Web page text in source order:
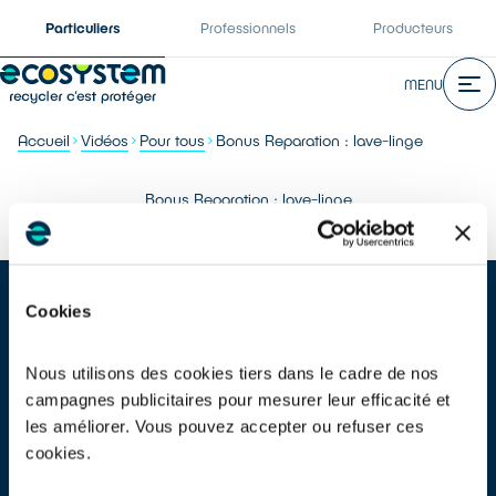
Cookies
Nous utilisons des cookies tiers dans le cadre de nos
campagnes publicitaires pour mesurer leur efficacité et
les améliorer. Vous pouvez accepter ou refuser ces
cookies.
Particuliers Professionnels Producteurs
MENU
Accueil Vidéos Pour tous Bonus Reparation : lave-linge
Bonus Reparation : lave-linge
Tu veux savoir comment économiser 50 € ? Si ton lave-linge est
lessivé, fais-le réparer avec le bonus réparation. Trouve un